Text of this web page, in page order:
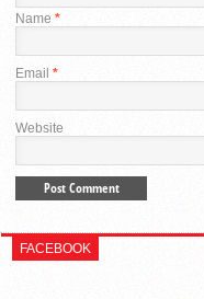
Name *
Email *
Website
FACEBOOK